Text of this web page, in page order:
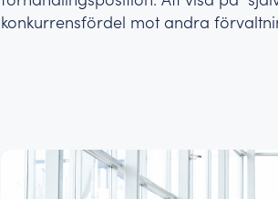
konkurrensfördel mot andra